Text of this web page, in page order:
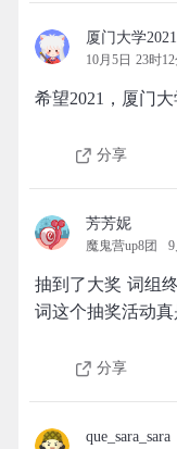
厦门大学2021
10月5日 23时
希望2021，厦门
分享
芳芳妮
魔鬼营up8团
抽到了大奖 词组
词这个抽奖活动真
分享
que_sara_sara